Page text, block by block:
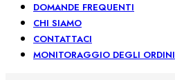
DOMANDE FREQUENTI
CHI SIAMO
CONTATTACI
MONITORAGGIO DEGLI ORDINI